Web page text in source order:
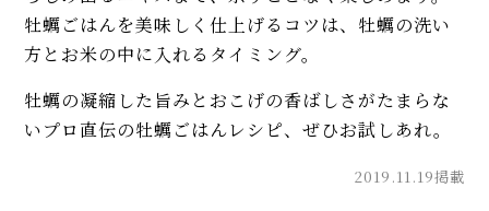
牡蠣ごはんを美味しく仕上げるコツは、牡蠣の洗い
方とお米の中に入れるタイミング。
牡蠣の凝縮した旨みとおこげの香ばしさがたまらな
いプロ直伝の牡蠣ごはんレシピ、ぜひお試しあれ。
2019.11.19掲載